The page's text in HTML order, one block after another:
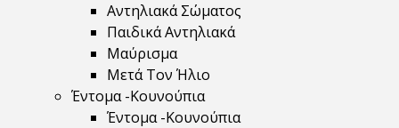
Αντηλιακά Σώματος
Παιδικά Αντηλιακά
Μαύρισμα
Mετά Τον Ήλιο
Έντομα -Κουνούπια
Έντομα -Κουνούπια